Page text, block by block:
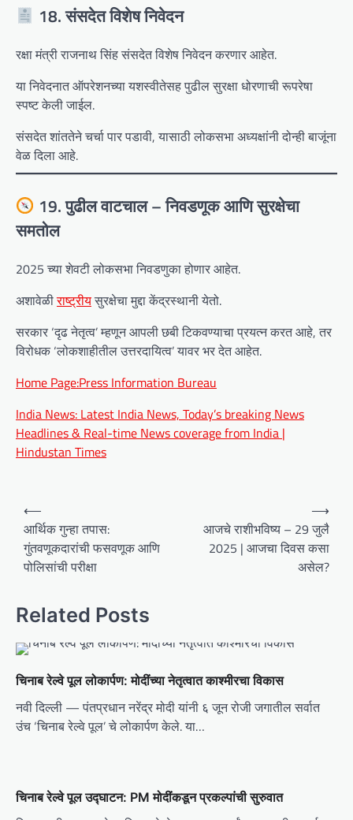
18. संसदेत विशेष निवेदन
रक्षा मंत्री राजनाथ सिंह संसदेत विशेष निवेदन करणार आहेत.
या निवेदनात ऑपरेशनच्या यशस्वीतेसह पुढील सुरक्षा धोरणाची रूपरेषा
स्पष्ट केली जाईल.
संसदेत शांततेने चर्चा पार पडावी, यासाठी लोकसभा अध्यक्षांनी दोन्ही बाजूंना
वेळ दिला आहे.
19. पुढील वाटचाल – निवडणूक आणि सुरक्षेचा
समतोल
2025 च्या शेवटी लोकसभा निवडणुका होणार आहेत.
अशावेळीराष्ट्रीयसुरक्षेचा मुद्दा केंद्रस्थानी येतो.
सरकार ‘दृढ नेतृत्व’ म्हणून आपली छबी टिकवण्याचा प्रयत्न करत आहे, तर
विरोधक ‘लोकशाहीतील उत्तरदायित्व’ यावर भर देत आहेत.
Home Page:Press Information Bureau
India News: Latest India News, Today’s breaking News
Headlines & Real-time News coverage from India |
Hindustan Times
n
a
v
i
g
a
o
⟵
आर्थिक गुन्हा तपास:
गुंतवणूकदारांची फसवणूक आणि
पोलिसांची परीक्षा
आजचे राशीभविष्य – 29 जुलै
2025 | आजचा दिवस कसा
असेल?
⟶
Related Posts
चिनाब रेल्वे पूल लोकार्पण: मोदींच्या नेतृत्वात काश्मीरचा विकास
नवी दिल्ली — पंतप्रधान नरेंद्र मोदी यांनी ६ जून रोजी जगातील सर्वात
उंच ‘चिनाब रेल्वे पूल’ चे लोकार्पण केले. या…
चिनाब रेल्वे पूल उद्घाटन: PM मोदींकडून प्रकल्पांची सुरुवात